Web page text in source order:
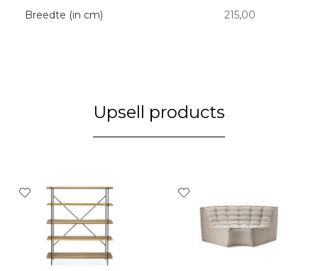
Breedte (in cm) 215,00
Upsell products